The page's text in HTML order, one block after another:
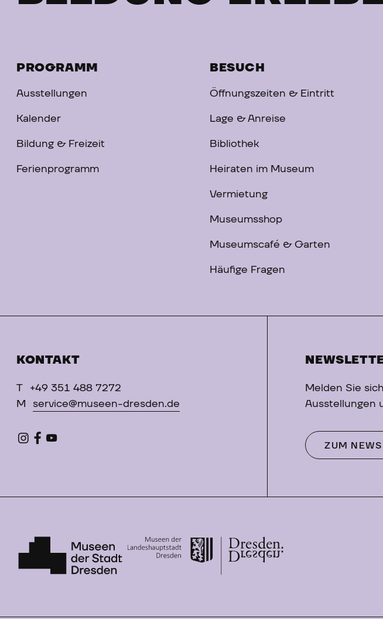
PROGRAMM
Ausstellungen
Kalender
Bildung & Freizeit
Ferienprogramm
BESUCH
Öffnungszeiten & Eintritt
Lage & Anreise
Bibliothek
Heiraten im Museum
Vermietung
Museumsshop
Museumscafé & Garten
Häufige Fragen
KONTAKT
T
+49 351 488 7272
M
service@museen-dresden.de
Melden Sie
Ausstellungen
ZUM